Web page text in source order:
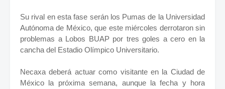
Su rival en esta fase serán los Pumas de la Universidad
Autónoma de México, que este miércoles derrotaron sin
problemas a Lobos BUAP por tres goles a cero en la
cancha del Estadio Olímpico Universitario.
Necaxa deberá actuar como visitante en la Ciudad de
México la próxima semana, aunque la fecha y hora